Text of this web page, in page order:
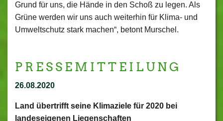
Grund für uns, die Hände in den Schoß zu legen. Als
Grüne werden wir uns auch weiterhin für Klima- und
Umweltschutz stark machen“, betont Murschel.
P R E S S E M I T T E I L U N G
26.08.2020
Land übertrifft seine Klimaziele für 2020 bei
landeseigenen Liegenschaften